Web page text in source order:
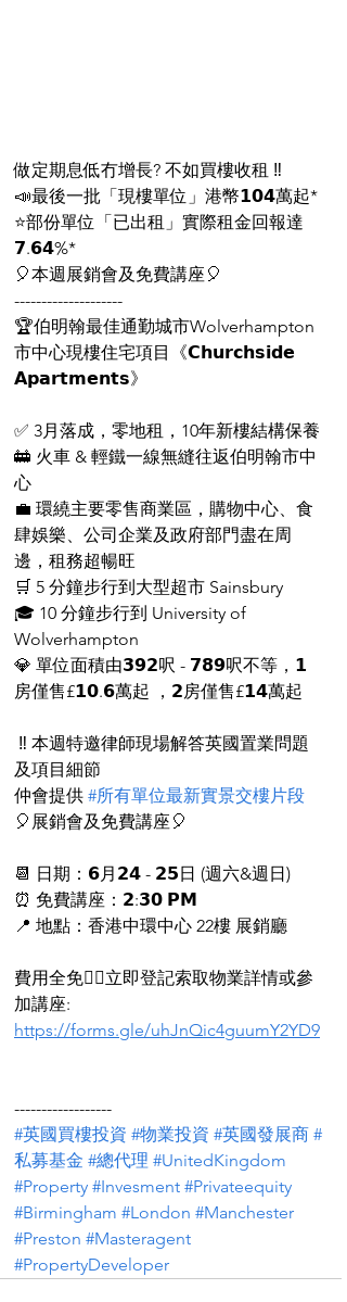
做定期息低冇增長? 不如買樓收租 ‼️
📣最後一批「現樓單位」港幣𝟭𝟬𝟰萬起*
⭐部份單位「已出租」實際租金回報達
𝟳.𝟲𝟰%*
🎈本週展銷會及免費講座🎈
--------------------
🏆伯明翰最佳通勤城市Wolverhampton
市中心現樓住宅項目《𝗖𝗵𝘂𝗿𝗰𝗵𝘀𝗶𝗱𝗲
𝗔𝗽𝗮𝗿𝘁𝗺𝗲𝗻𝘁𝘀》
✅ 3月落成，零地租，10年新樓結構保養
🚋 火車 & 輕鐵一線無縫往返伯明翰市中
心
💼 環繞主要零售商業區，購物中心、食
肆娛樂、公司企業及政府部門盡在周
邊，租務超暢旺
🛒 5 分鐘步行到大型超市 Sainsbury
🎓 10 分鐘步行到 University of
Wolverhampton
💎 單位面積由𝟯𝟵𝟮呎 - 𝟳𝟴𝟵呎不等，𝟭
房僅售£𝟭𝟬.𝟲萬起 ，𝟮房僅售£𝟭𝟰萬起
及項目細節
仲會提供 #所有單位最新實景交樓片段
🎈展銷會及免費講座🎈
📆 日期：𝟲月𝟮𝟰 - 𝟮𝟱日 (週六&週日)
⏰ 免費講座：𝟮:𝟯𝟬 𝗣𝗠
📍 地點：香港中環中心 22樓 展銷廳
費用全免👉🏻立即登記索取物業詳情或參
加講座:
https://forms.gle/uhJnQic4guumY2YD9
------------------
#英國買樓投資 #物業投資 #英國發展商 #
私募基金 #總代理 #UnitedKingdom
#Property #Invesment #Privateequity
#Birmingham #London #Manchester
#Preston #Masteragent
#PropertyDeveloper